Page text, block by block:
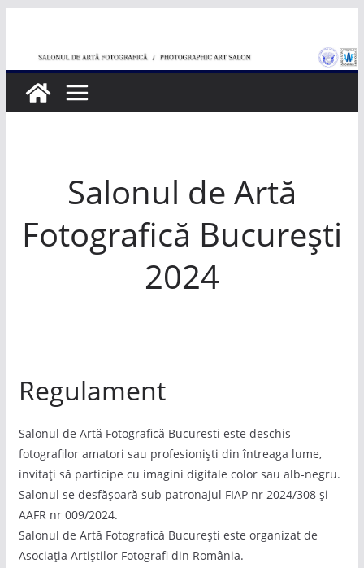
content
Salonul de Artă
Fotografică București
2024
Regulament
Salonul de Artă Fotografică Bucuresti este deschis
fotografilor amatori sau profesioniști din întreaga lume,
invitați să participe cu imagini digitale color sau alb-negru.
Salonul se desfășoară sub patronajul FIAP nr 2024/308 și
AAFR nr 009/2024.
Salonul de Artă Fotografică București este organizat de
Asociația Artiștilor Fotografi din România.